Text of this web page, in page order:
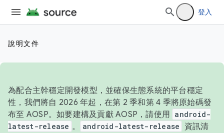
登入
說明文件
為配合主幹穩定開發模型，並確保生態系統的平台穩定
性，我們將自 2026 年起，在第 2 季和第 4 季將原始碼發
布至 AOSP。如要建構及貢獻 AOSP，請使用 android-
latest-release 。 android-latest-release
資訊清